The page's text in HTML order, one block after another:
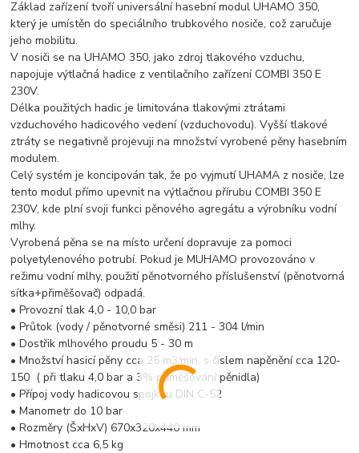
Základ zařízení tvoří universální hasební modul UHAMO 350,
který je umístěn do speciálního trubkového nosiče, což zaručuje
jeho mobilitu.
V nosiči se na UHAMO 350, jako zdroj tlakového vzduchu,
napojuje výtlačná hadice z ventilačního zařízení COMBI 350 E
230V.
Délka použitých hadic je limitována tlakovými ztrátami
vzduchového hadicového vedení (vzduchovodu). Vyšší tlakové
ztráty se negativně projevuji na množství vyrobené pěny hasebním
modulem.
Celý systém je koncipován tak, že po vyjmutí UHAMA z nosiče, lze
tento modul přímo upevnit na výtlačnou přírubu COMBI 350 E
230V, kde plní svoji funkci pěnového agregátu a výrobníku vodní
mlhy.
Vyrobená pěna se na místo určení dopravuje za pomoci
polyetylenového potrubí. Pokud je MUHAMO provozováno v
režimu vodní mlhy, použití pěnotvorného příslušenství (pěnotvorná
sítka+přiměšovač) odpadá.
• Provozní tlak 4,0 - 10,0 bar
• Průtok (vody / pěnotvorné směsi) 211 - 304 l/min
• Dostřik mlhového proudu 5 - 30 m
• Množství hasicí pěny cca 25 m3/min. s číslem napěnění cca 120-
150 ( při tlaku 4,0 bar a 3% přiměšování pěnidla)
• Přípoj vody hadicovou spojkou DIN C-52
• Manometr do 10 bar
• Rozměry (ŠxHxV) 670x320x440 mm
• Hmotnost cca 6,5 kg